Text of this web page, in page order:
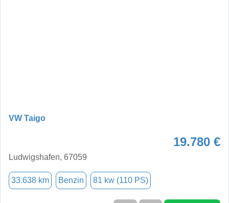
VW Taigo
19.780 €
Ludwigshafen, 67059
33.638 km Benzin 81 kw (110 PS)